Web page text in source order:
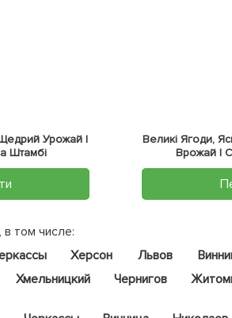
Урожай |
Штамбі
Великі Ягоди,
Врожай |
том числе:
Херсон Львов
Хмельницкий Чернигов